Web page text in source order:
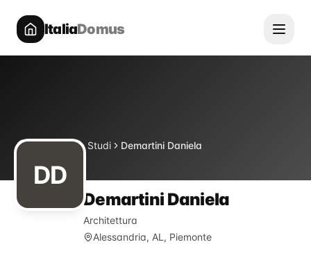
ItaliaDomus
HomeDirectory Studi Demartini Daniela
DD
Demartini Daniela
Architettura
Alessandria, AL, Piemonte